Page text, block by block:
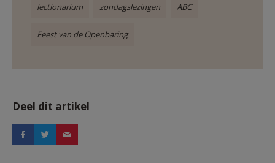
lectionarium zondagslezingen ABC
Feest van de Openbaring
Deel dit artikel